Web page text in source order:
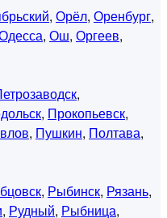
, Орёл, Оренбург,
, Ош, Оргеев,
,
, Прокопьевск,
, Пушкин, Полтава,
, Рыбинск, Рязань,
, Рудный, Рыбница,